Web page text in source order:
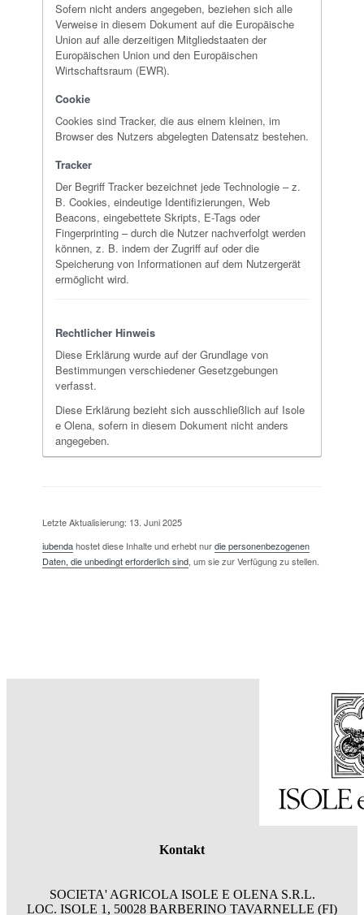
Sofern nicht anders angegeben, beziehen sich alle
Verweise in diesem Dokument auf die Europäische
Union auf alle derzeitigen Mitgliedstaaten der
Europäischen Union und den Europäischen
Wirtschaftsraum (EWR).
Cookie
Cookies sind Tracker, die aus einem kleinen, im
Browser des Nutzers abgelegten Datensatz bestehen.
Tracker
Der Begriff Tracker bezeichnet jede Technologie – z.
B. Cookies, eindeutige Identifizierungen, Web
Beacons, eingebettete Skripts, E-Tags oder
Fingerprinting – durch die Nutzer nachverfolgt werden
können, z. B. indem der Zugriff auf oder die
Speicherung von Informationen auf dem Nutzergerät
ermöglicht wird.
Rechtlicher Hinweis
Diese Erklärung wurde auf der Grundlage von
Bestimmungen verschiedener Gesetzgebungen
verfasst.
Diese Erklärung bezieht sich ausschließlich auf Isole
e Olena, sofern in diesem Dokument nicht anders
angegeben.
Letzte Aktualisierung: 13. Juni 2025
iubendahostet diese Inhalte und erhebt nurdie personenbezogenen
Daten, die unbedingt erforderlich sind, um sie zur Verfügung zu stellen.
Kontakt
SOCIETA' AGRICOLA ISOLE E OLENA S.R.L.
LOC. ISOLE 1, 50028 BARBERINO TAVARNELLE (FI)